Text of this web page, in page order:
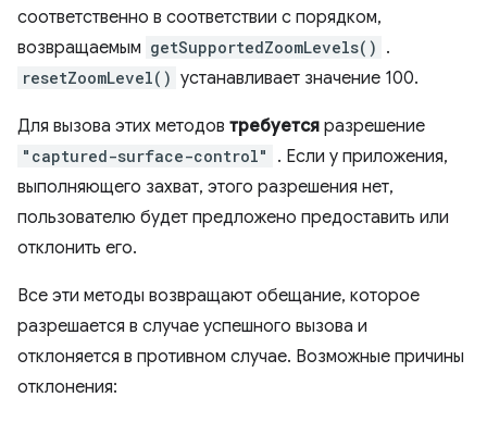
соответственно в соответствии с порядком,
возвращаемым getSupportedZoomLevels() .
resetZoomLevel() устанавливает значение 100.
Для вызова этих методов требуется разрешение
"captured-surface-control"
. Если у приложения,
выполняющего захват, этого разрешения нет,
пользователю будет предложено предоставить или
отклонить его.
Все эти методы возвращают обещание, которое
разрешается в случае успешного вызова и
отклоняется в противном случае. Возможные причины
отклонения: